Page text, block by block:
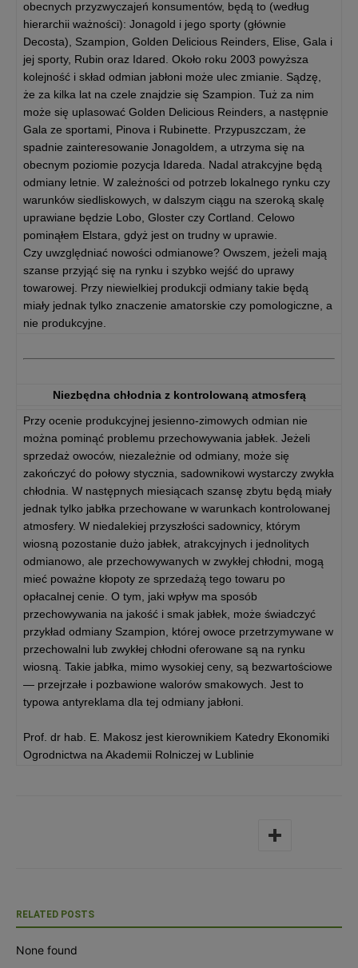
obecnych przyzwyczajeń konsumentów, będą to (według
hierarchii ważności): Jonagold i jego sporty (głównie
Decosta), Szampion, Golden Delicious Reinders, Elise, Gala i
jej sporty, Rubin oraz Idared. Około roku 2003 powyższa
kolejność i skład odmian jabłoni może ulec zmianie. Sądzę,
że za kilka lat na czele znajdzie się Szampion. Tuż za nim
może się uplasować Golden Delicious Reinders, a następnie
Gala ze sportami, Pinova i Rubinette. Przypuszczam, że
spadnie zainteresowanie Jonagoldem, a utrzyma się na
obecnym poziomie pozycja Idareda. Nadal atrakcyjne będą
odmiany letnie. W zależności od potrzeb lokalnego rynku czy
warunków siedliskowych, w dalszym ciągu na szeroką skalę
uprawiane będzie Lobo, Gloster czy Cortland. Celowo
pominąłem Elstara, gdyż jest on trudny w uprawie.
Czy uwzględniać nowości odmianowe? Owszem, jeżeli mają
szanse przyjąć się na rynku i szybko wejść do uprawy
towarowej. Przy niewielkiej produkcji odmiany takie będą
miały jednak tylko znaczenie amatorskie czy pomologiczne, a
nie produkcyjne.
Niezbędna chłodnia z kontrolowaną atmosferą
Przy ocenie produkcyjnej jesienno-zimowych odmian nie
można pominąć problemu przechowywania jabłek. Jeżeli
sprzedaż owoców, niezależnie od odmiany, może się
zakończyć do połowy stycznia, sadownikowi wystarczy zwykła
chłodnia. W następnych miesiącach szansę zbytu będą miały
jednak tylko jabłka przechowane w warunkach kontrolowanej
atmosfery. W niedalekiej przyszłości sadownicy, którym
wiosną pozostanie dużo jabłek, atrakcyjnych i jednolitych
odmianowo, ale przechowywanych w zwykłej chłodni, mogą
mieć poważne kłopoty ze sprzedażą tego towaru po
opłacalnej cenie. O tym, jaki wpływ ma sposób
przechowywania na jakość i smak jabłek, może świadczyć
przykład odmiany Szampion, której owoce przetrzymywane w
przechowalni lub zwykłej chłodni oferowane są na rynku
wiosną. Takie jabłka, mimo wysokiej ceny, są bezwartościowe
— przejrzałe i pozbawione walorów smakowych. Jest to
typowa antyreklama dla tej odmiany jabłoni.
Prof. dr hab. E. Makosz jest kierownikiem Katedry Ekonomiki
Ogrodnictwa na Akademii Rolniczej w Lublinie
RELATED POSTS
None found